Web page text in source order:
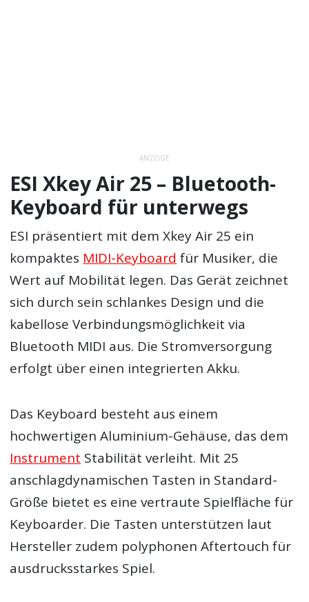
ANZEIGE
ESI Xkey Air 25 – Bluetooth-
Keyboard für unterwegs
ESI präsentiert mit dem Xkey Air 25 ein
kompaktes MIDI-Keyboard für Musiker, die
Wert auf Mobilität legen. Das Gerät zeichnet
sich durch sein schlankes Design und die
kabellose Verbindungsmöglichkeit via
Bluetooth MIDI aus. Die Stromversorgung
erfolgt über einen integrierten Akku.
Das Keyboard besteht aus einem
hochwertigen Aluminium-Gehäuse, das dem
Instrument Stabilität verleiht. Mit 25
anschlagdynamischen Tasten in Standard-
Größe bietet es eine vertraute Spielfläche für
Keyboarder. Die Tasten unterstützen laut
Hersteller zudem polyphonen Aftertouch für
ausdrucksstarkes Spiel.